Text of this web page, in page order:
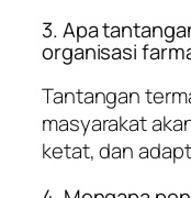
3. Apa
organisasi
Tantangan
masyarakat
ketat, dan